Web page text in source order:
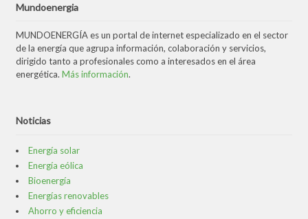
Mundoenergia
MUNDOENERGÍA es un portal de internet especializado en el sector
de la energía que agrupa información, colaboración y servicios,
dirigido tanto a profesionales como a interesados en el área
energética. Más información.
Noticias
Energía solar
Energía eólica
Bioenergía
Energías renovables
Ahorro y eficiencia